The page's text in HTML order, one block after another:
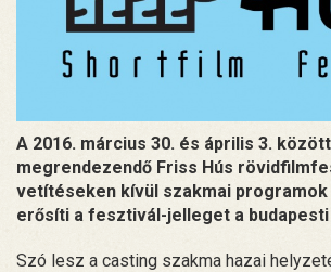
A 2016. március 30. és április 3. között
megrendezendő Friss Hús
vetítéseken kívül szakmai
erősíti a fesztivál-jelleget a budapesti
Szó lesz a casting szakma hazai